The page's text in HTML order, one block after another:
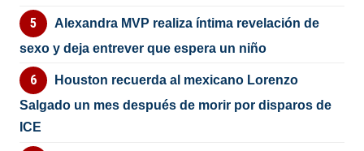
Alexandra MVP realiza íntima revelación de
sexo y deja entrever que espera un niño
Houston recuerda al mexicano Lorenzo
Salgado un mes después de morir por disparos de
ICE